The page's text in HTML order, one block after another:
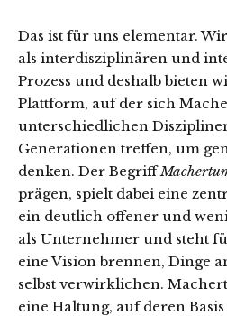
Das ist für uns elementar.
als interdisziplinären und
Prozess und deshalb bieten
Plattform, auf der sich
unterschiedlichen
Generationen treffen, um
denken. Der Begriff
prägen, spielt dabei eine
ein deutlich offener und
als Unternehmer und steht
eine Vision brennen, Dinge
selbst verwirklichen.
eine Haltung, auf deren